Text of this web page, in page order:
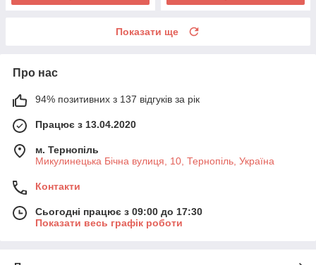
Показати ще
Про нас
94% позитивних з 137 відгуків за рік
Працює з 13.04.2020
м. Тернопіль
Микулинецька Бічна вулиця, 10, Тернопіль, Україна
Контакти
Сьогодні працює з 09:00 до 17:30
Показати весь графік роботи